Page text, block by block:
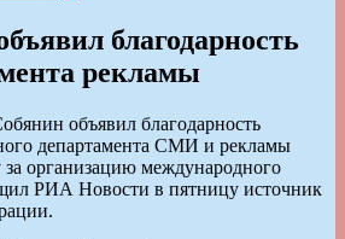
благодарность
рекламы
объявил благодарность
департамента СМИ и рекламы
организацию международного
РИА Новости в пятницу источник